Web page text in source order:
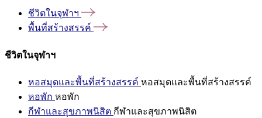
ชีวิตในจุฬาฯ
พื้นที่สร้างสรรค์
ชีวิตในจุฬาฯ
หอสมุดและพื้นที่สร้างสรรค์ หอสมุดและพื้นที่สร้างสรรค์
หอพัก หอพัก
กีฬาและสุขภาพนิสิต กีฬาและสุขภาพนิสิต